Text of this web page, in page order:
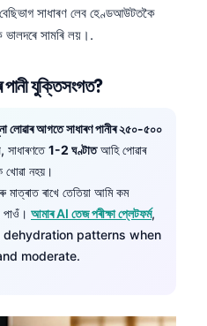
বেছিভাগ সাধাৰণ লেব হেণ্ডআউটতকৈ
সামৰি লয়।.
পানী যুক্তিসংগত?
লোৱাৰ আগতে সাধাৰণ পানীৰ ২৫০-৫০০
সাধাৰণতে1-2 ঘণ্টাতআহি পোৱাৰ
খোৱা নহয়।
ৰাখে তেতিয়া আমি কম
পাওঁ। আমাৰ AI তেজ পৰীক্ষা প্লেটফৰ্ম,
patterns when
moderate.